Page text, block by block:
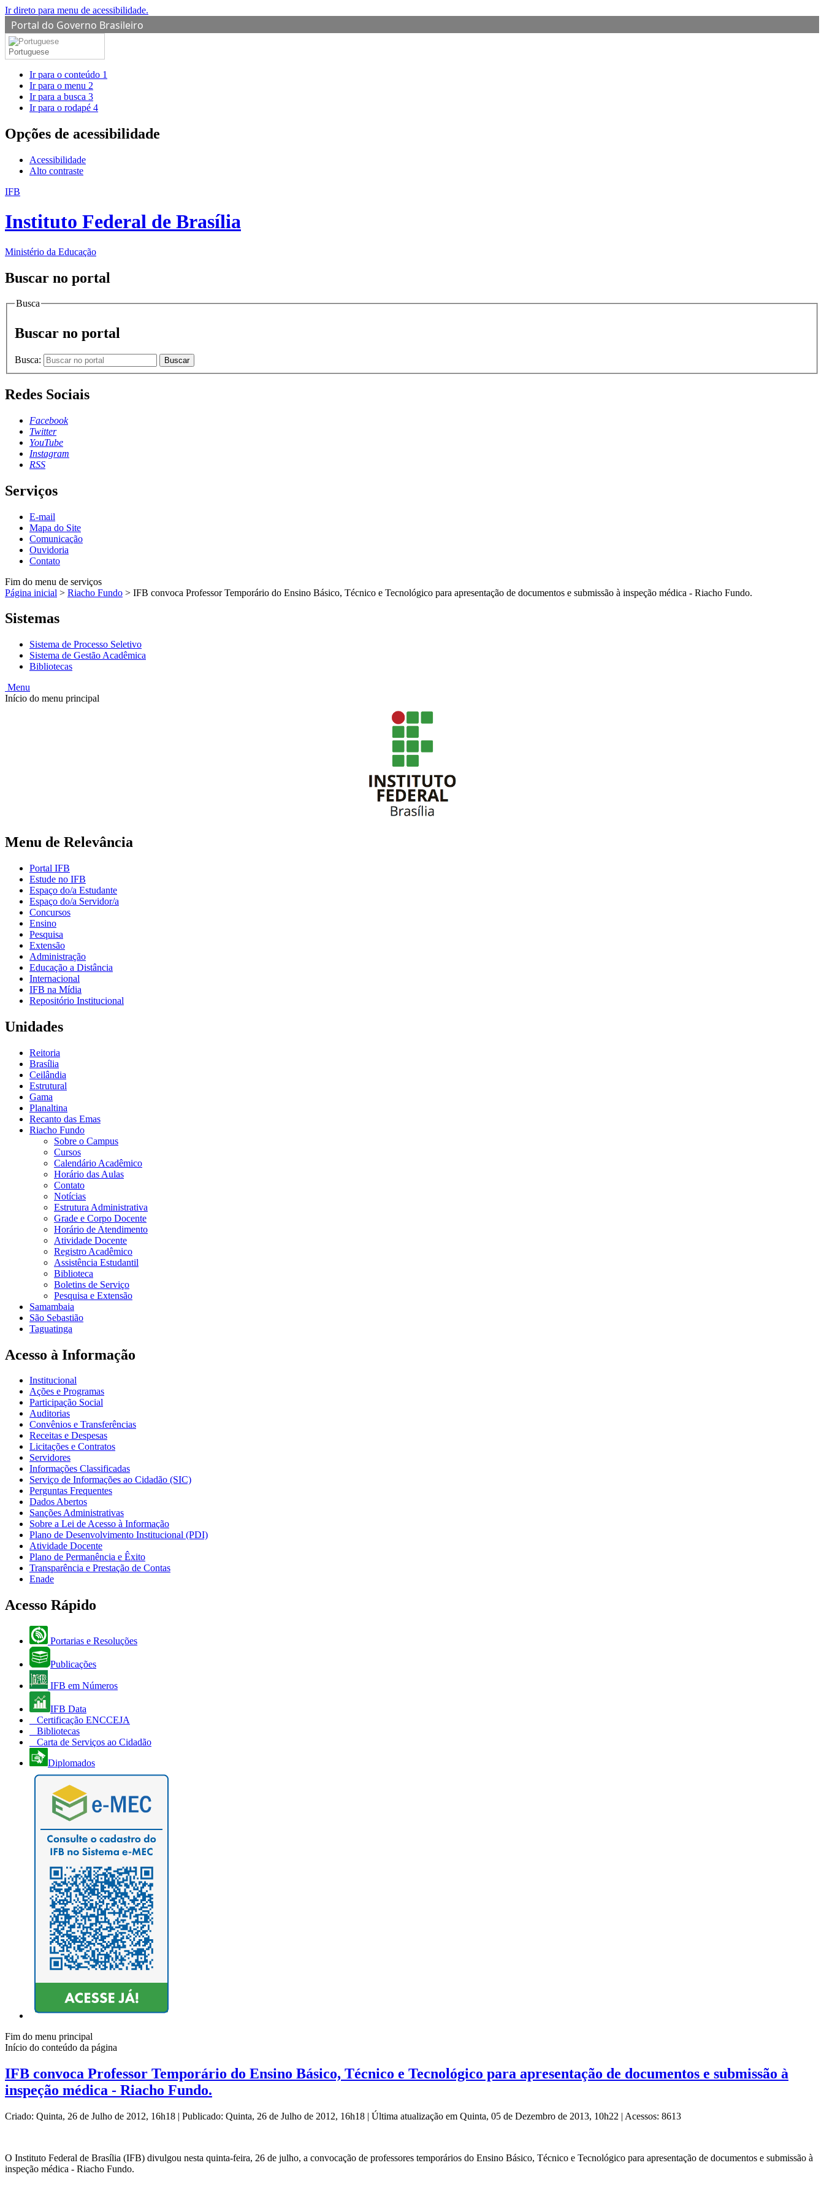
Ir direto para menu de acessibilidade.
Portal do Governo Brasileiro
Portuguese
Ir para o conteúdo 1
Ir para o menu 2
Ir para a busca 3
Ir para o rodapé 4
Opções de acessibilidade
Acessibilidade
Alto contraste
IFB
Instituto Federal de Brasília
Ministério da Educação
Buscar no portal
Busca
Buscar no portal
Busca: Buscar
Redes Sociais
Facebook
Twitter
YouTube
Instagram
RSS
Serviços
E-mail
Mapa do Site
Comunicação
Ouvidoria
Contato
Fim do menu de serviços
Página inicial > Riacho Fundo > IFB convoca Professor Temporário do Ensino Básico, Técnico e Tecnológico para apresentação de documentos e submissão à inspeção médica - Riacho Fundo.
Sistemas
Sistema de Processo Seletivo
Sistema de Gestão Acadêmica
Bibliotecas
Menu
Início do menu principal
Menu de Relevância
Portal IFB
Estude no IFB
Espaço do/a Estudante
Espaço do/a Servidor/a
Concursos
Ensino
Pesquisa
Extensão
Administração
Educação a Distância
Internacional
IFB na Mídia
Repositório Institucional
Unidades
Reitoria
Brasília
Ceilândia
Estrutural
Gama
Planaltina
Recanto das Emas
Riacho Fundo
Sobre o Campus
Cursos
Calendário Acadêmico
Horário das Aulas
Contato
Notícias
Estrutura Administrativa
Grade e Corpo Docente
Horário de Atendimento
Atividade Docente
Registro Acadêmico
Assistência Estudantil
Biblioteca
Boletins de Serviço
Pesquisa e Extensão
Samambaia
São Sebastião
Taguatinga
Acesso à Informação
Institucional
Ações e Programas
Participação Social
Auditorias
Convênios e Transferências
Receitas e Despesas
Licitações e Contratos
Servidores
Informações Classificadas
Serviço de Informações ao Cidadão (SIC)
Perguntas Frequentes
Dados Abertos
Sanções Administrativas
Sobre a Lei de Acesso à Informação
Plano de Desenvolvimento Institucional (PDI)
Atividade Docente
Plano de Permanência e Êxito
Transparência e Prestação de Contas
Enade
Acesso Rápido
Portarias e Resoluções
Publicações
IFB em Números
IFB Data
Certificação ENCCEJA
Bibliotecas
Carta de Serviços ao Cidadão
Diplomados
Fim do menu principal
Início do conteúdo da página
IFB convoca Professor Temporário do Ensino Básico, Técnico e Tecnológico para apresentação de documentos e submissão à
inspeção médica - Riacho Fundo.
Criado: Quinta, 26 de Julho de 2012, 16h18 | Publicado: Quinta, 26 de Julho de 2012, 16h18 | Última atualização em Quinta, 05 de Dezembro de 2013, 10h22 | Acessos: 8613
O Instituto Federal de Brasília (IFB) divulgou nesta quinta-feira, 26 de julho, a convocação de professores temporários do Ensino Básico, Técnico e Tecnológico para apresentação de documentos e submissão à
inspeção médica - Riacho Fundo.